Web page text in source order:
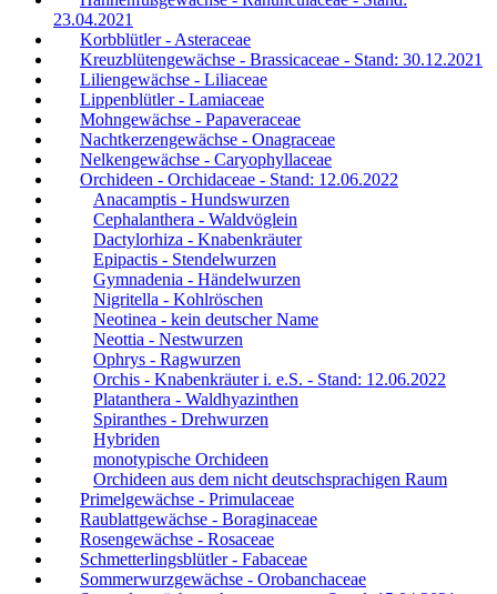
23.04.2021
Korbblütler - Asteraceae
Kreuzblütengewächse - Brassicaceae - Stand: 30.12.2021
Liliengewächse - Liliaceae
Lippenblütler - Lamiaceae
Mohngewächse - Papaveraceae
Nachtkerzengewächse - Onagraceae
Nelkengewächse - Caryophyllaceae
Orchideen - Orchidaceae - Stand: 12.06.2022
Anacamptis - Hundswurzen
Cephalanthera - Waldvöglein
Dactylorhiza - Knabenkräuter
Epipactis - Stendelwurzen
Gymnadenia - Händelwurzen
Nigritella - Kohlröschen
Neotinea - kein deutscher Name
Neottia - Nestwurzen
Ophrys - Ragwurzen
Orchis - Knabenkräuter i. e.S. - Stand: 12.06.2022
Platanthera - Waldhyazinthen
Spiranthes - Drehwurzen
Hybriden
monotypische Orchideen
Orchideen aus dem nicht deutschsprachigen Raum
Primelgewächse - Primulaceae
Raublattgewächse - Boraginaceae
Rosengewächse - Rosaceae
Schmetterlingsblütler - Fabaceae
Sommerwurzgewächse - Orobanchaceae